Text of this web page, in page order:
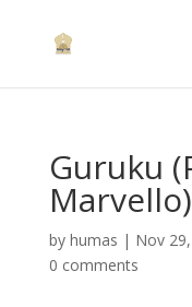
Guruku
Marvello)
by humas | Nov
0 comments